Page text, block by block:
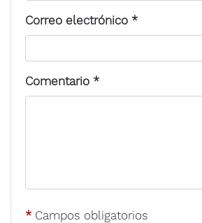
Correo electrónico *
Comentario *
* Campos obligatorios